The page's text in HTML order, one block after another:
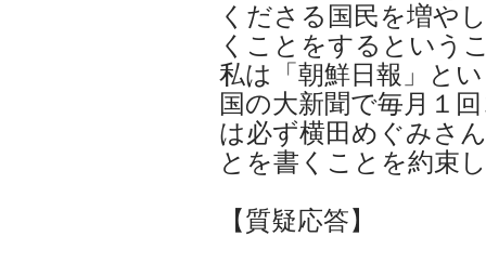
くださる国民を増や
くことをするという
私は「朝鮮日報」と
国の大新聞で毎月１
は必ず横田めぐみさ
とを書くことを約束
【質疑応答】